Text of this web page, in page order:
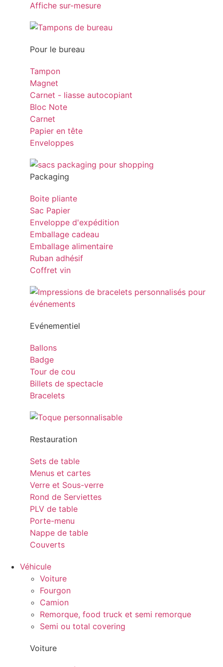
Affiche sur-mesure
Pour le bureau
Tampon
Magnet
Carnet - liasse autocopiant
Bloc Note
Carnet
Papier en tête
Enveloppes
Packaging
Boite pliante
Sac Papier
Enveloppe d'expédition
Emballage cadeau
Emballage alimentaire
Ruban adhésif
Coffret vin
Evénementiel
Ballons
Badge
Tour de cou
Billets de spectacle
Bracelets
Restauration
Sets de table
Menus et cartes
Verre et Sous-verre
Rond de Serviettes
PLV de table
Porte-menu
Nappe de table
Couverts
Véhicule
Voiture
Fourgon
Camion
Remorque, food truck et semi remorque
Semi ou total covering
Voiture